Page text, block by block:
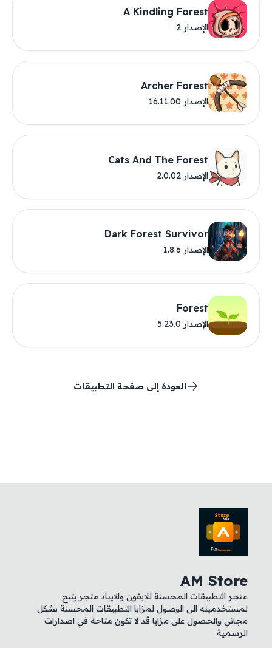
A Kindling Forest
الإصدار 2
Archer Forest
الإصدار 16.11.00
Cats And The Forest
الإصدار 2.0.02
Dark Forest Survivor
الإصدار 1.8.6
Forest
الإصدار 5.23.0
العودة إلى صفحة التطبيقات
AM Store
متجر التطبيقات المحسنة للايفون والايباد متجر يتيح
لمستخدمينه الى الوصول لمزايا التطبيقات المحسنة بشكل
مجاني والحصول على مزايا قد لا تكون متاحة في اصدارات
الرسمية